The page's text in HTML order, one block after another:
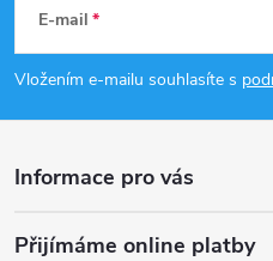
p
a
E-mail
Vložením e-mailu souhlasíte s
Informace pro vás
Přijímáme online platby